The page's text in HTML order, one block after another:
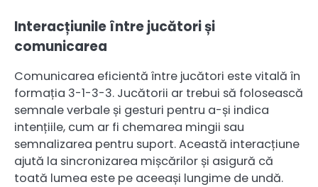
Interacțiunile între jucători și
comunicarea
Comunicarea eficientă între jucători este vitală în
formația 3-1-3-3. Jucătorii ar trebui să folosească
semnale verbale și gesturi pentru a-și indica
intențiile, cum ar fi chemarea mingii sau
semnalizarea pentru suport. Această interacțiune
ajută la sincronizarea mișcărilor și asigură că
toată lumea este pe aceeași lungime de undă.